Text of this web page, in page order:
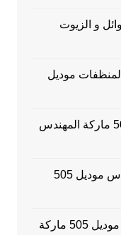
و الزيوت
موديل
ماكينات اللوليتا فى اكياس موديل 505 ماركة المهندس
ماكينات السوائل الاتوماتيكية فى اكياس موديل 505
ماكينات التغليف وتعبئة زيت بأكياس موديل 505 ماركة